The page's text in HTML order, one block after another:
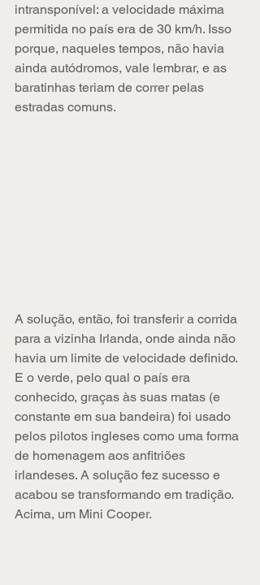
intransponível: a velocidade máxima
permitida no país era de 30 km/h. Isso
porque, naqueles tempos, não havia
ainda autódromos, vale lembrar, e as
baratinhas teriam de correr pelas
estradas comuns.
A solução, então, foi transferir a corrida
para a vizinha Irlanda, onde ainda não
havia um limite de velocidade definido.
E o verde, pelo qual o país era
conhecido, graças às suas matas (e
constante em sua bandeira) foi usado
pelos pilotos ingleses como uma forma
de homenagem aos anfitriões
irlandeses. A solução fez sucesso e
acabou se transformando em tradição.
Acima, um Mini Cooper.